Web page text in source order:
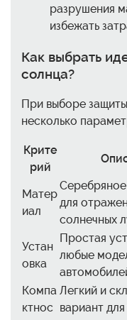
разрушения
избежать
Как выбрать
солнца?
При выборе
несколько
Крите
рий
Матер
иал
для
солнечных
Устан
овка
Простая
любые
Компа
ктнос
Легкий и
вариант